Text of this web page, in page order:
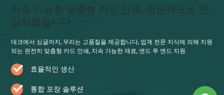
지속 가능한 맞춤형 카드 인쇄, 전문적으로 전
달되었습니다
데크에서 싱글까지, 우리는 고품질을 제공합니다, 업계 전문 지식에 의해 지원
되는 완전히 맞춤형 카드 인쇄, 지속 가능한 재료, 엔드 투 엔드 지원.
효율적인 생산
통합 포장 솔루션